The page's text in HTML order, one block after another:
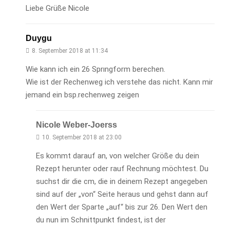
Liebe Grüße Nicole
Duygu
8. September 2018 at 11:34
Wie kann ich ein 26 Sprıngform berechen.
Wie ist der Rechenweg ich verstehe das nicht. Kann mir
jemand ein bsp.rechenweg zeigen
Nicole Weber-Joerss
10. September 2018 at 23:00
Es kommt darauf an, von welcher Größe du dein
Rezept herunter oder rauf Rechnung möchtest. Du
suchst dir die cm, die in deinem Rezept angegeben
sind auf der „von“ Seite heraus und gehst dann auf
den Wert der Sparte „auf“ bis zur 26. Den Wert den
du nun im Schnittpunkt findest, ist der